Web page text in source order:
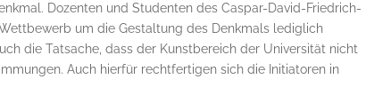
Dozenten und Studenten des Caspar-David-Friedrich-
um die Gestaltung des Denkmals lediglich
die Tatsache, dass der Kunstbereich der Universität nicht
Auch hierfür rechtfertigen sich die Initiatoren in